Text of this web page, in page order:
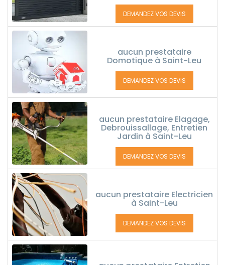
DEMANDEZ VOS DEVIS
aucun prestataire
Domotique à Saint-Leu
DEMANDEZ VOS DEVIS
aucun prestataire Elagage,
Debrouissallage, Entretien
Jardin à Saint-Leu
DEMANDEZ VOS DEVIS
aucun prestataire Electricien
à Saint-Leu
DEMANDEZ VOS DEVIS